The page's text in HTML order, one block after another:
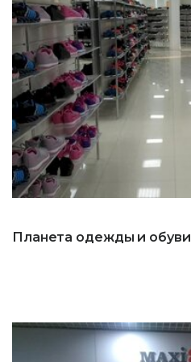
Планета одежды и обуви